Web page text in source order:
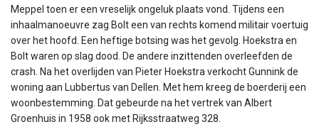
Meppel toen er een vreselijk ongeluk plaats vond. Tijdens een
inhaalmanoeuvre zag Bolt een van rechts komend militair voertuig
over het hoofd. Een heftige botsing was het gevolg. Hoekstra en
Bolt waren op slag dood. De andere inzittenden overleefden de
crash. Na het overlijden van Pieter Hoekstra verkocht Gunnink de
woning aan Lubbertus van Dellen. Met hem kreeg de boerderij een
woonbestemming. Dat gebeurde na het vertrek van Albert
Groenhuis in 1958 ook met Rijksstraatweg 328.